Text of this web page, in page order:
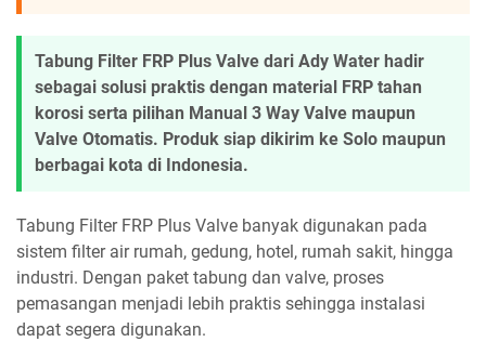
Tabung Filter FRP Plus Valve dari Ady Water hadir
sebagai solusi praktis dengan material FRP tahan
korosi serta pilihan Manual 3 Way Valve maupun
Valve Otomatis. Produk siap dikirim ke Solo maupun
berbagai kota di Indonesia.
Tabung Filter FRP Plus Valve banyak digunakan pada
sistem filter air rumah, gedung, hotel, rumah sakit, hingga
industri. Dengan paket tabung dan valve, proses
pemasangan menjadi lebih praktis sehingga instalasi
dapat segera digunakan.